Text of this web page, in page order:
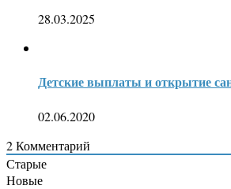
28.03.2025
Детские выплаты и открытие
02.06.2020
2Комментарий
Старые
Новые